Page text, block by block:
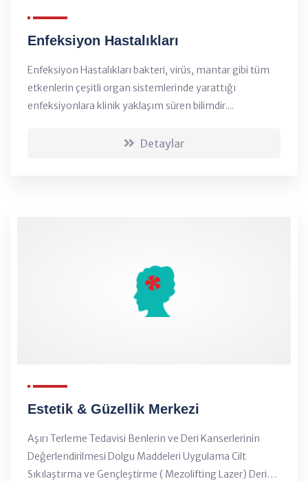
Enfeksiyon Hastalıkları
Enfeksiyon Hastalıkları bakteri, virüs, mantar gibi tüm
etkenlerin çeşitli organ sistemlerinde yarattığı
enfeksiyonlara klinik yaklaşım süren bilimdir....
Detaylar
Estetik & Güzellik Merkezi
Aşırı Terleme Tedavisi Benlerin ve Deri Kanserlerinin
Değerlendirilmesi Dolgu Maddeleri Uygulama Cilt
Sıkılaştırma ve Gençleştirme ( Mezolifting Lazer) Deri